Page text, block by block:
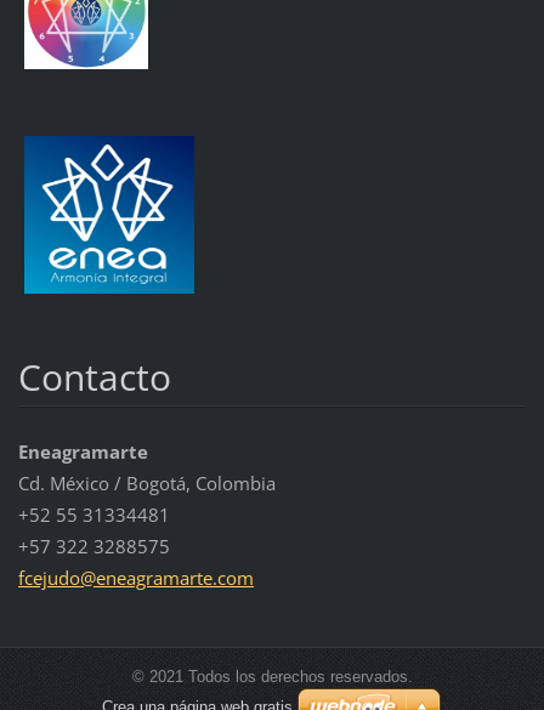
Contacto
Eneagramarte
Cd. México / Bogotá, Colombia
+52 55 31334481
+57 322 3288575
fcejudo@eneagramarte.com
© 2021 Todos los derechos reservados.